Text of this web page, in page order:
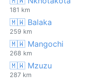
181 km
🇲🇼 Balaka
259 km
🇲🇼 Mangochi
268 km
🇲🇼 Mzuzu
287 km